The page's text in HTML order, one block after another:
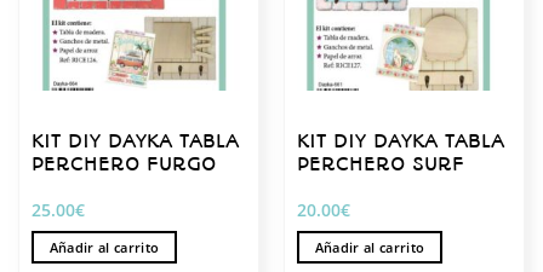
KIT DIY DAYKA TABLA
PERCHERO FURGO
25.00€
Añadir al carrito
KIT DIY DAYKA TABLA
PERCHERO SURF
20.00€
Añadir al carrito